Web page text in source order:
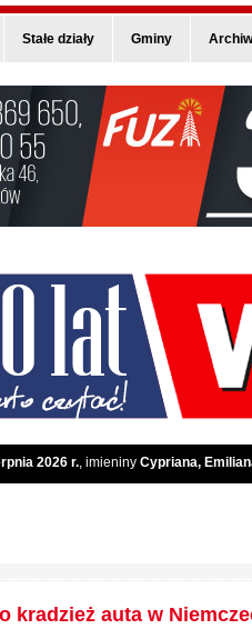
Stałe działy Gminy
2026 r., imieniny Cypriana,
kradzież auta w